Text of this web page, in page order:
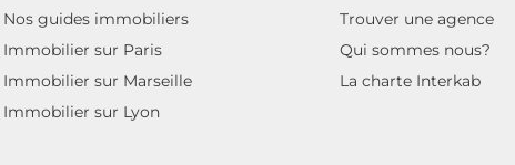
Nos guides immobiliers
Immobilier sur Paris
Immobilier sur Marseille
Immobilier sur Lyon
Trouver une agence
Qui sommes nous?
La charte Interkab